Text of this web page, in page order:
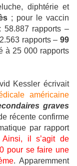
diphtérie et
; pour le vaccin
58.887 rapports –
rapports –99
à 25 000 rapports
Kessler écrivait
américaine
graves
récente confirme
par rapport
Ainsi, il s’agit de
pour se faire une
. Apparemment